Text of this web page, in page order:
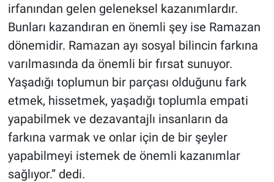
irfanından gelen geleneksel kazanımlardır.
Bunları kazandıran en önemli şey ise Ramazan
dönemidir. Ramazan ayı sosyal bilincin farkına
varılmasında da önemli bir fırsat sunuyor.
Yaşadığı toplumun bir parçası olduğunu fark
etmek, hissetmek, yaşadığı toplumla empati
yapabilmek ve dezavantajlı insanların da
farkına varmak ve onlar için de bir şeyler
yapabilmeyi istemek de önemli kazanımlar
sağlıyor.” dedi.